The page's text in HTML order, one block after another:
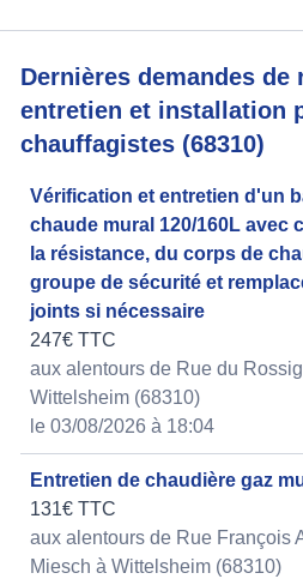
Dernières demandes de
entretien et installation
chauffagistes (68310)
Vérification et entretien d'un
chaude mural 120/160L avec
la résistance, du corps de
groupe de sécurité et
joints si nécessaire
247€ TTC
aux alentours de Rue du
Wittelsheim (68310)
le 03/08/2026 à 18:04
Entretien de chaudière gaz
131€ TTC
aux alentours de Rue François
Miesch à Wittelsheim (68310)